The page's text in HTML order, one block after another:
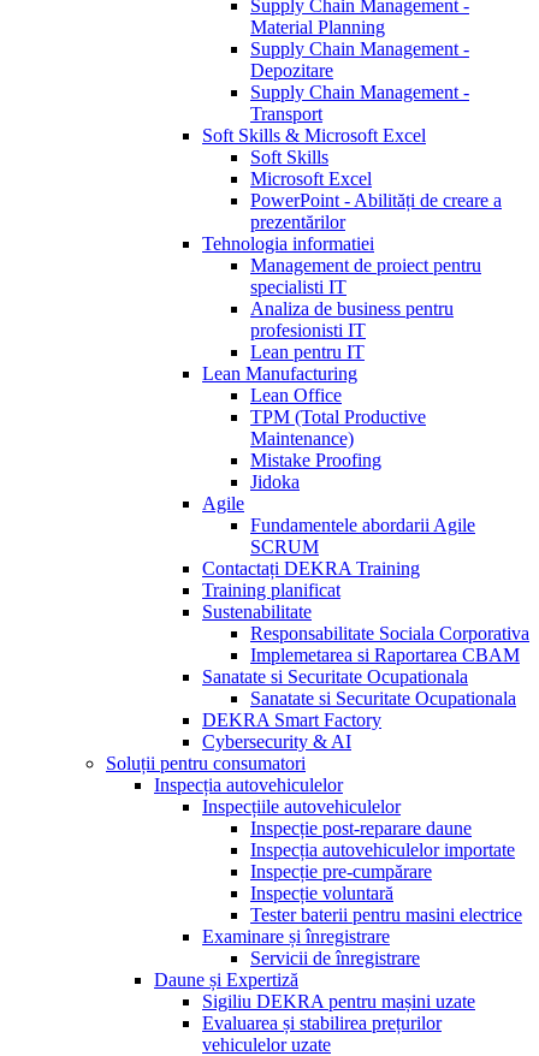
Supply Chain Management -
Material Planning
Supply Chain Management -
Depozitare
Supply Chain Management -
Transport
Soft Skills & Microsoft Excel
Soft Skills
Microsoft Excel
PowerPoint - Abilități de creare a
prezentărilor
Tehnologia informatiei
Management de proiect pentru
specialisti IT
Analiza de business pentru
profesionisti IT
Lean pentru IT
Lean Manufacturing
Lean Office
TPM (Total Productive
Maintenance)
Mistake Proofing
Jidoka
Agile
Fundamentele abordarii Agile
SCRUM
Contactați DEKRA Training
Training planificat
Sustenabilitate
Responsabilitate Sociala Corporativa
Implemetarea si Raportarea CBAM
Sanatate si Securitate Ocupationala
Sanatate si Securitate Ocupationala
DEKRA Smart Factory
Cybersecurity & AI
Soluții pentru consumatori
Inspecția autovehiculelor
Inspecțiile autovehiculelor
Inspecție post-reparare daune
Inspecția autovehiculelor importate
Inspecție pre-cumpărare
Inspecție voluntară
Tester baterii pentru masini electrice
Examinare și înregistrare
Servicii de înregistrare
Daune și Expertiză
Sigiliu DEKRA pentru mașini uzate
Evaluarea și stabilirea prețurilor
vehiculelor uzate